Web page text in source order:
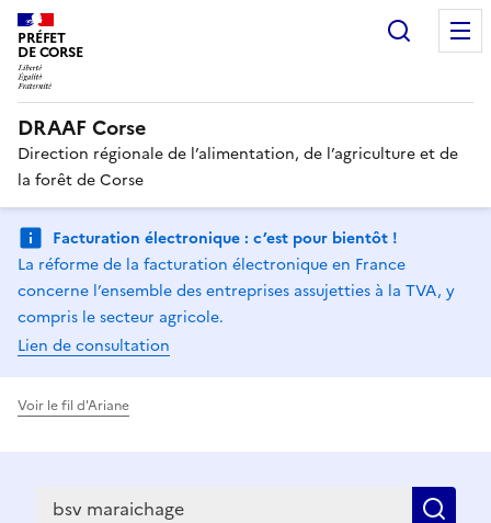
PRÉFET
DE CORSE
DRAAF Corse
Direction régionale de l’alimentation, de l’agriculture et de
la forêt de Corse
Facturation électronique : c’est pour bientôt !
La réforme de la facturation électronique en France
concerne l’ensemble des entreprises assujetties à la TVA, y
compris le secteur agricole.
Lien de consultation
Voir le fil d'Ariane
Recherche